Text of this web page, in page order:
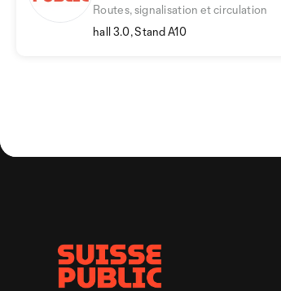
Routes, signalisation et circulation
hall 3.0, Stand A10